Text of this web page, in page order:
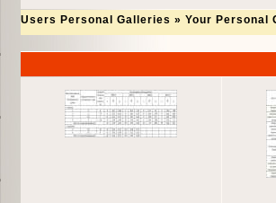
Users Personal Galleries » Your Personal